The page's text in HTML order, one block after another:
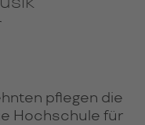
pfle­gen die
Hoch­schule für